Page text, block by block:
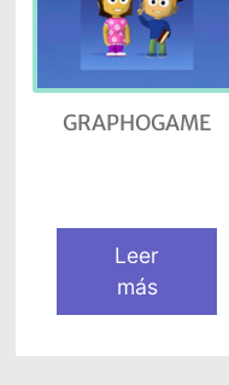
GRAPHOGAME
Leer
más